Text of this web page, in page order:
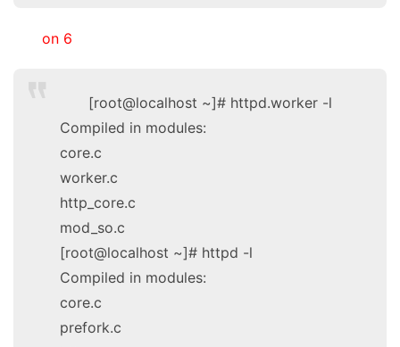
on 6
[root@localhost ~]# httpd.worker -l
Compiled in modules:
core.c
worker.c
http_core.c
mod_so.c
[root@localhost ~]# httpd -l
Compiled in modules:
core.c
prefork.c